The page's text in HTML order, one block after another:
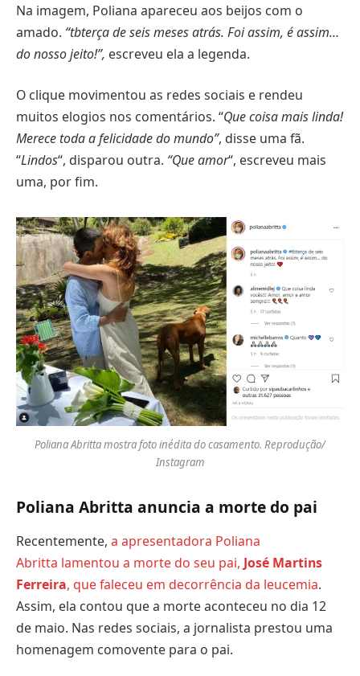
Na imagem, Poliana apareceu aos beijos com o
amado. “tbterça de seis meses atrás. Foi assim, é assim…
do nosso jeito!”, escreveu ela a legenda.
O clique movimentou as redes sociais e rendeu
muitos elogios nos comentários. “Que coisa mais linda!
Merece toda a felicidade do mundo”, disse uma fã.
“Lindos“, disparou outra. “Que amor“, escreveu mais
uma, por fim.
Poliana Abritta mostra foto inédita do casamento. Reprodução/
Instagram
Poliana Abritta anuncia a morte do pai
Recentemente, a apresentadora Poliana
Abritta lamentou a morte do seu pai, José Martins
Ferreira, que faleceu em decorrência da leucemia.
Assim, ela contou que a morte aconteceu no dia 12
de maio. Nas redes sociais, a jornalista prestou uma
homenagem comovente para o pai.